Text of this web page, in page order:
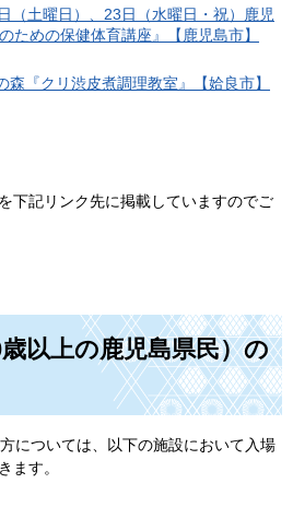
（土曜日）、23日（水曜日・祝）鹿児
ための保健体育講座』【鹿児島市】
『クリ渋皮煮調理教室』【姶良市】
下記リンク先に掲載していますのでご
以上の鹿児島県民）の
については、以下の施設において入場
ます。